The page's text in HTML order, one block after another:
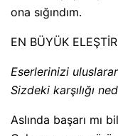
ona sığındım.
EN BÜYÜK
Eserlerinizi
Sizdeki karşılığı
Aslında başarı mı